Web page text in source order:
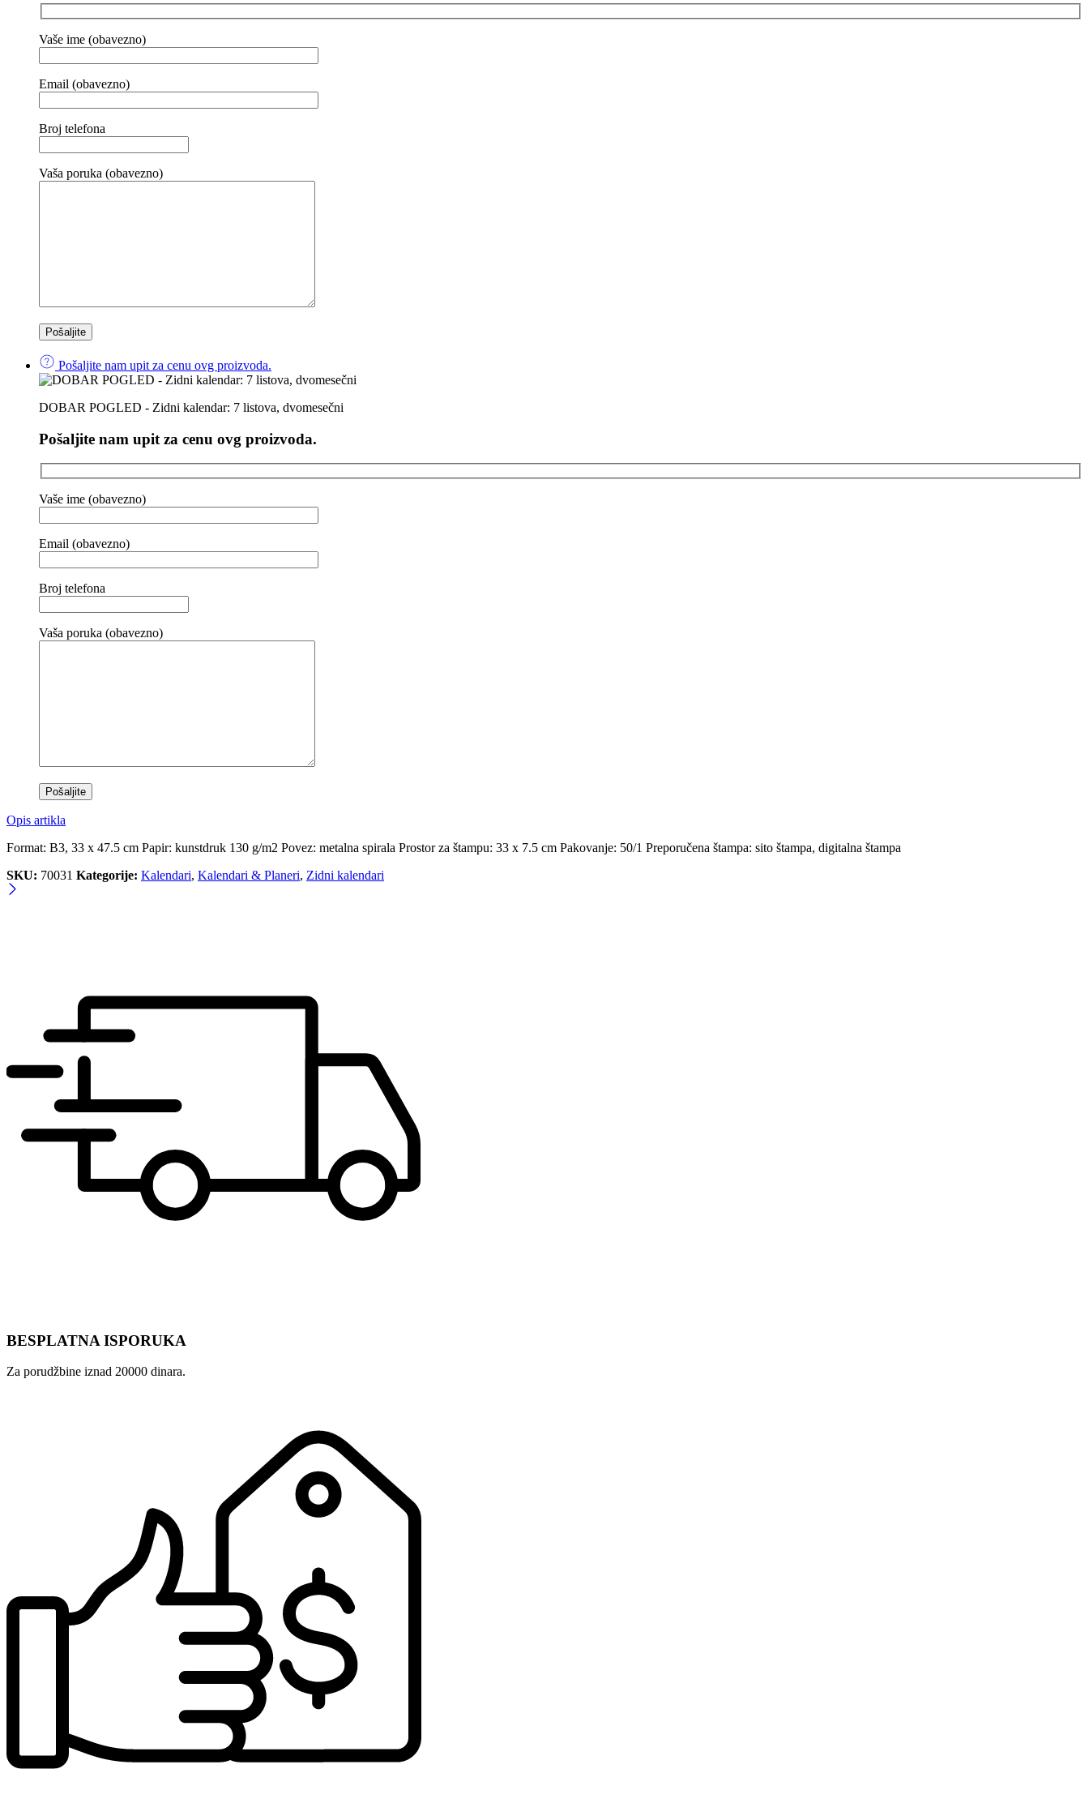
Vaše ime (obavezno)
Email (obavezno)
Broj telefona
Vaša poruka (obavezno)
Pošaljite nam upit za cenu ovg proizvoda.
DOBAR POGLED - Zidni kalendar: 7 listova, dvomesečni
Pošaljite nam upit za cenu ovg proizvoda.
Vaše ime (obavezno)
Email (obavezno)
Broj telefona
Vaša poruka (obavezno)
Opis artikla
Format: B3, 33 x 47.5 cm Papir: kunstdruk 130 g/m2 Povez: metalna spirala Prostor za štampu: 33 x 7.5 cm Pakovanje: 50/1 Preporučena štampa: sito štampa, digitalna štampa
SKU: 70031 Kategorije: Kalendari, Kalendari & Planeri, Zidni kalendari
BESPLATNA ISPORUKA
Za porudžbine iznad 20000 dinara.